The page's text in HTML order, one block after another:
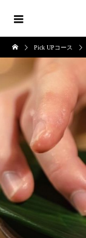
Pick UPコース